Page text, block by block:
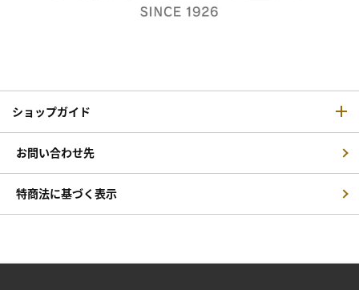
ショップガイド
お問い合わせ先
特商法に基づく表示